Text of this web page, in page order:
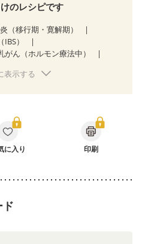
のレシピです
（移行期・寛解期）
）
がん（ホルモン療法中）
察中の方など
表示する
に入り 印刷
ド